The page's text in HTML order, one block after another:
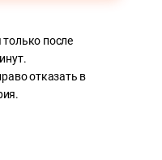
после
отказать в